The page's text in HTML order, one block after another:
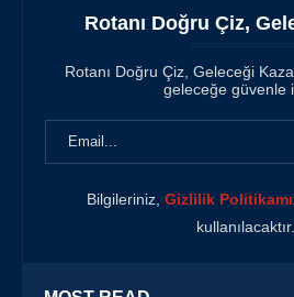
Rotanı Doğru Çiz,
Rotanı Doğru Çiz, Geleceği
geleceğe güvenle
Bilgileriniz, Gizlilik
kullanılacaktır.